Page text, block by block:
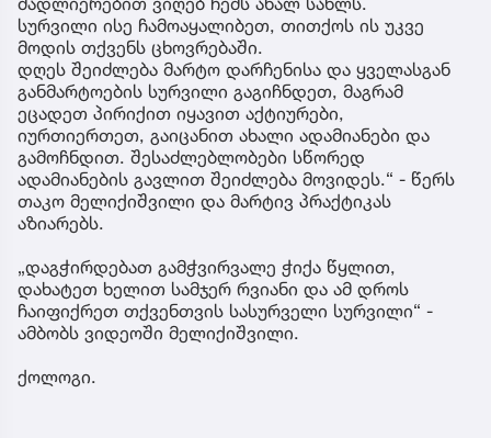
სურვილი ისე ჩამოაყალიბეთ, თითქოს ის უკვე
მოდის თქვენს ცხოვრებაში.
დღეს შეიძლება მარტო დარჩენისა და ყველასგან
განმარტოების სურვილი გაგიჩნდეთ, მაგრამ
ეცადეთ პირიქით იყავით აქტიურები,
იურთიერთეთ, გაიცანით ახალი ადამიანები და
გამოჩნდით. შესაძლებლობები სწორედ
ადამიანების გავლით შეიძლება მოვიდეს.“ - წერს
თაკო მელიქიშვილი და მარტივ პრაქტიკას
აზიარებს.
„დაგჭირდებათ გამჭვირვალე ჭიქა წყლით,
დახატეთ ხელით სამჯერ რვიანი და ამ დროს
ჩაიფიქრეთ თქვენთვის სასურველი სურვილი“ -
ამბობს ვიდეოში მელიქიშვილი.
ქოლოგი.